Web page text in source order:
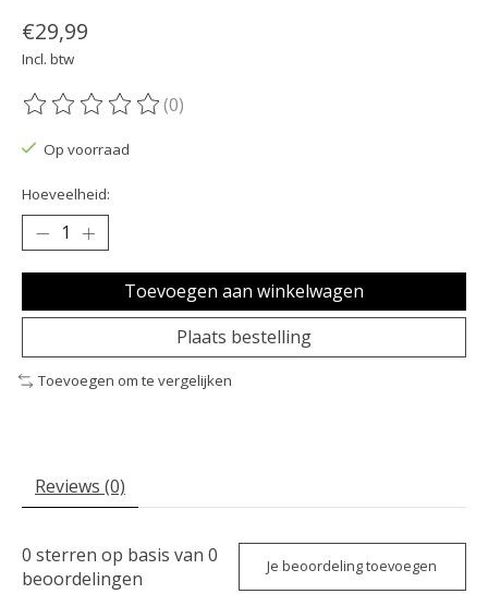
€29,99
Incl. btw
De beoordeling van dit product is
(0)
Op voorraad
Hoeveelheid:
Toevoegen aan winkelwagen
Plaats bestelling
Toevoegen om te vergelijken
Reviews (0)
0 sterren op basis van 0
beoordelingen
Je beoordeling toevoegen